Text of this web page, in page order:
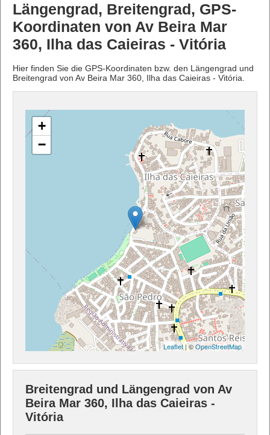
Längengrad, Breitengrad, GPS-
Koordinaten von Av Beira Mar
360, Ilha das Caieiras - Vitória
Hier finden Sie die GPS-Koordinaten bzw. den Längengrad und
Breitengrad von Av Beira Mar 360, Ilha das Caieiras - Vitória.
+
−
Leaflet| ©OpenStreetMap
Breitengrad und Längengrad von Av
Beira Mar 360, Ilha das Caieiras -
Vitória